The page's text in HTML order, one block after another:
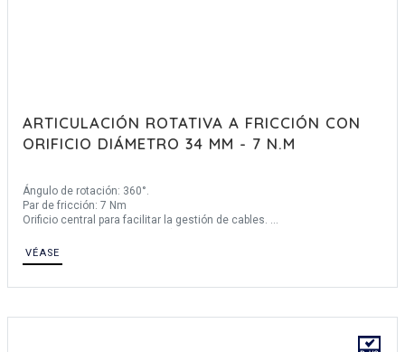
ARTICULACIÓN ROTATIVA A FRICCIÓN CON
ORIFICIO DIÁMETRO 34 MM - 7 N.M
Ángulo de rotación: 360°.
Par de fricción: 7 Nm
Orificio central para facilitar la gestión de cables.
monitores).
Producido principalmente en inox, para una descripción completa de los
VÉASE